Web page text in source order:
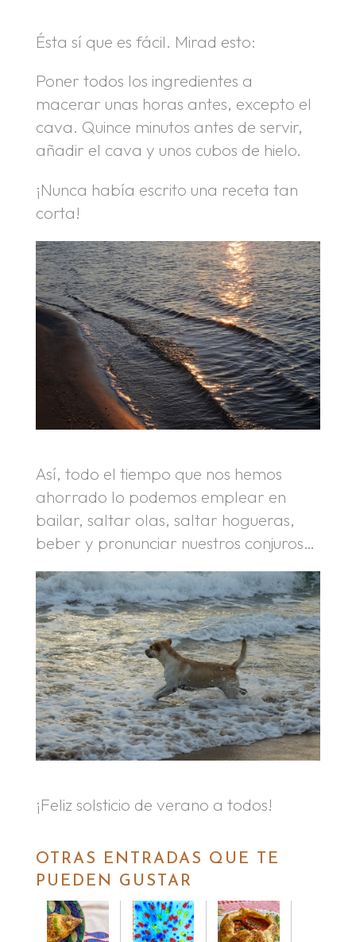
Ésta sí que es fácil. Mirad esto:
Poner todos los ingredientes a
macerar unas horas antes, excepto el
cava. Quince minutos antes de servir,
añadir el cava y unos cubos de hielo.
¡Nunca había escrito una receta tan
corta!
Así, todo el tiempo que nos hemos
ahorrado lo podemos emplear en
bailar, saltar olas, saltar hogueras,
beber y pronunciar nuestros conjuros…
¡Feliz solsticio de verano a todos!
OTRAS ENTRADAS QUE TE
PUEDEN GUSTAR